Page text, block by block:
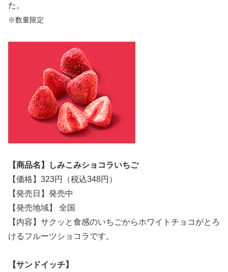
た。
※数量限定
【商品名】しみこみショコラいちご
【価格】323円（税込348円）
【発売日】発売中
【発売地域】 全国
【内容】サクッと食感のいちごからホワイトチョコがとろ
けるフルーツショコラです。
【サンドイッチ】